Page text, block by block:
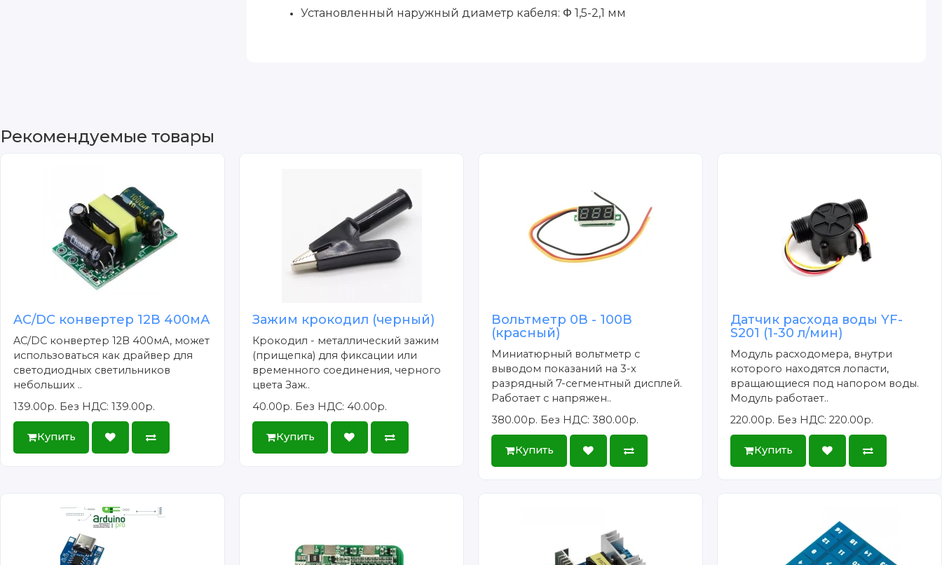
Установленный наружный диаметр кабеля: Φ 1,5-2,1 мм
Рекомендуемые товары
AC/DC конвертер 12В 400мА
AC/DC конвертер 12В 400мА, может
использоваться как драйвер для
светодиодных светильников
небольших ..
139.00р. Без НДС: 139.00р.
Купить
Зажим крокодил (черный)
Крокодил - металлический зажим
(прищепка) для фиксации или
временного соединения, черного
цвета Заж..
40.00р. Без НДС: 40.00р.
Купить
Вольтметр 0В - 100В
(красный)
Миниатюрный вольтметр с
выводом показаний на 3-х
разрядный 7-сегментный дисплей.
Работает с напряжен..
380.00р. Без НДС: 380.00р.
Купить
Датчик расхода воды YF-
S201 (1-30 л/мин)
Модуль расходомера, внутри
которого находятся лопасти,
вращающиеся под напором воды.
Модуль работает..
220.00р. Без НДС: 220.00р.
Купить